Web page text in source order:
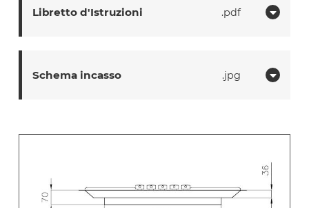
Libretto d'Istruzioni pdf
Schema incasso jpg